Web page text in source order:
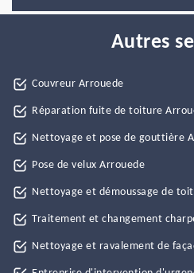
Autres
Couvreur Arrouede
Réparation fuite de toiture
Nettoyage et pose de gouttière
Pose de velux Arrouede
Nettoyage et démoussage de
Traitement et changement
Nettoyage et ravalement de